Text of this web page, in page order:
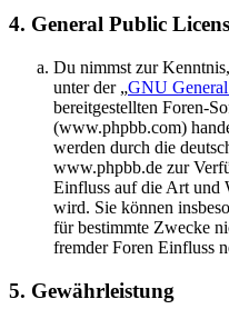
4. General Public
Du nimmst zur
unter der „GNU
bereitgestellten Foren-
(www.phpbb.com)
werden durch die
www.phpbb.de zur
Einfluss auf die Art und
wird. Sie können
für bestimmte Zwecke
fremder Foren Einfluss
5. Gewährleistung